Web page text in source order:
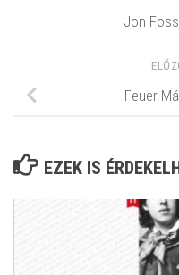
Jon
Feuer
EZEK IS